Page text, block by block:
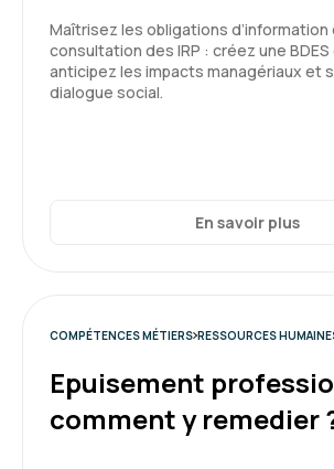
Ophélie Q.
Julie B.
Cette formation sur une journée
Maîtrisez les obligations d’information
consultation des IRP : créez une
anticipez les impacts managériaux et
dialogue social.
En savoir plus
COMPÉTENCES MÉTIERS RESSOURCES
Epuisement
comment y remedier